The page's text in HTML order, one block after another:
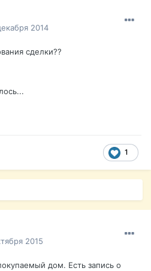
2014
сделки??
1
2015
дом. Есть запись о